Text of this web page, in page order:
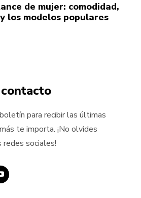
de mujer: comodidad,
los modelos populares
para recibir las últimas
te importa. ¡No olvides
redes sociales!